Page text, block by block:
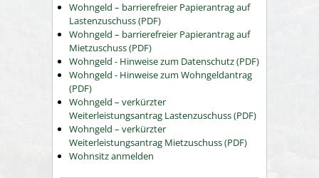
Wohngeld – barrierefreier Papierantrag auf
Lastenzuschuss (PDF)
Wohngeld – barrierefreier Papierantrag auf
Mietzuschuss (PDF)
Wohngeld - Hinweise zum Datenschutz (PDF)
Wohngeld - Hinweise zum Wohngeldantrag
(PDF)
Wohngeld – verkürzter
Weiterleistungsantrag Lastenzuschuss (PDF)
Wohngeld – verkürzter
Weiterleistungsantrag Mietzuschuss (PDF)
Wohnsitz anmelden